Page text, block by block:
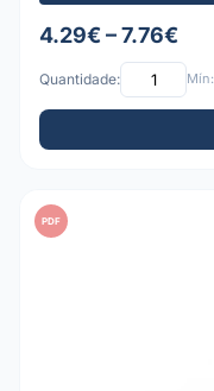
4.29€ – 7.76€
Quantidade:
PDF